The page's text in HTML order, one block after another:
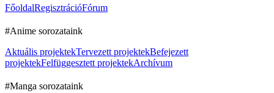
FőoldalRegisztrációFórum
#Anime sorozataink
Aktuális projektekTervezett projektekBefejezett
projektekFelfüggesztett projektekArchívum
#Manga sorozataink